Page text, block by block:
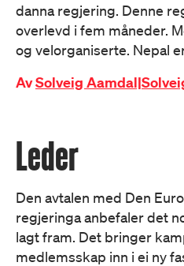
danna regjering. Denne
overlevd i fem måneder.
og velorganiserte. Nepal
AvSolveig
Leder
Den avta­len med Den
regjeringa anbefaler det
lagt fram. Det bringer
medlemsskap inn i ei ny